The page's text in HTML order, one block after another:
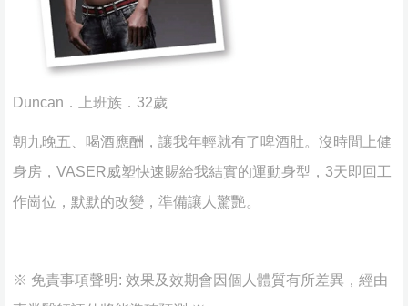
Duncan．上班族．32歲
朝九晚五、喝酒應酬，讓我年輕就有了啤酒肚。沒時間上健
身房，VASER威塑快速賜給我結實的運動身型，3天即回工
作崗位，默默的改變，準備讓人驚艷。
※ 免責事項聲明: 效果及效期會因個人體質有所差異，經由